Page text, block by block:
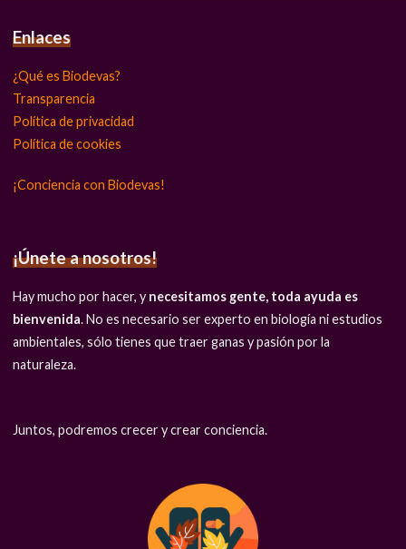
Enlaces
¿Qué es Biodevas?
Transparencia
Política de privacidad
Política de cookies
¡Conciencia con Biodevas!
¡Únete a nosotros!
Hay mucho por hacer, y necesitamos gente, toda ayuda es
bienvenida. No es necesario ser experto en biología ni estudios
ambientales, sólo tienes que traer ganas y pasión por la
naturaleza.
Juntos, podremos crecer y crear conciencia.